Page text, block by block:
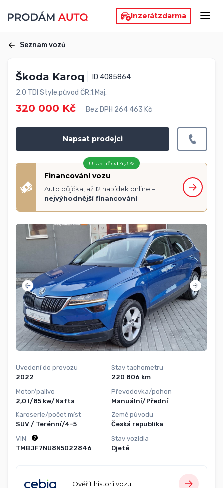
Inzerátzdarma
Seznam vozů
Škoda Karoq
ID 4085864
2.0 TDI Style,původ ČR,1.Maj.
320 000 Kč Bez DPH 264 463 Kč
Napsat prodejci
Úrok již od 4,3 %
Financování vozu
Auto půjčka, až 12 nabídek online =
nejvýhodnější financování
Uvedení do provozu
2022
Motor/palivo
2,0 l/85 kw/Nafta
Karoserie/počet míst
SUV / Terénní/4-5
Stav tachometru
220 806 km
Převodovka/pohon
Manuální/Přední
Země původu
Česká republika
VIN
TMBJF7NU8N5022846
Stav vozidla
Ojeté
Ověřit historii vozu